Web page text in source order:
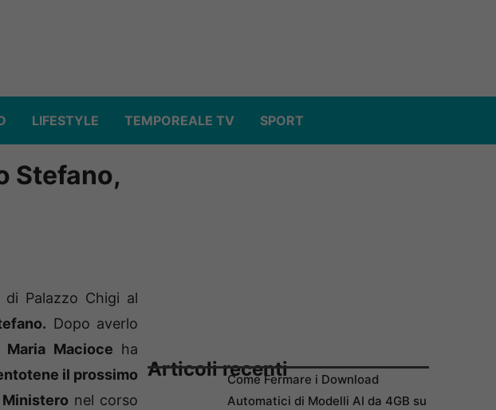
LIFESTYLE TEMPOREALE TV SPORT
Stefano,
di Palazzo Chigi al
Dopo averlo
Macioce ha
il prossimo
nel corso
Articoli recentiCome Fermare i Download
Automatici di Modelli AI da 4GB su